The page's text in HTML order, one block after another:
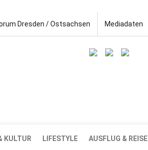
Dresden / Ostsachsen Mediadaten
KULTUR LIFESTYLE AUSFLUG & REISE